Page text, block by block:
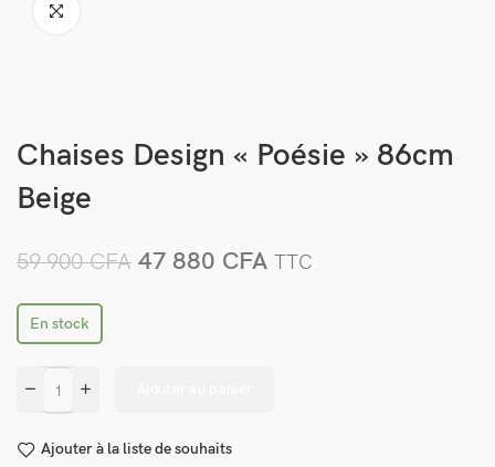
Chaises Design « Poésie » 86cm
Beige
59 900CFA 47 880 CFA TTC
En stock
Ajouter à la liste de souhaits